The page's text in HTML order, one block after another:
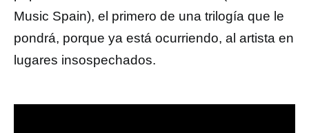
Music Spain), el primero de una trilogía que le
pondrá, porque ya está ocurriendo, al artista en
lugares insospechados.